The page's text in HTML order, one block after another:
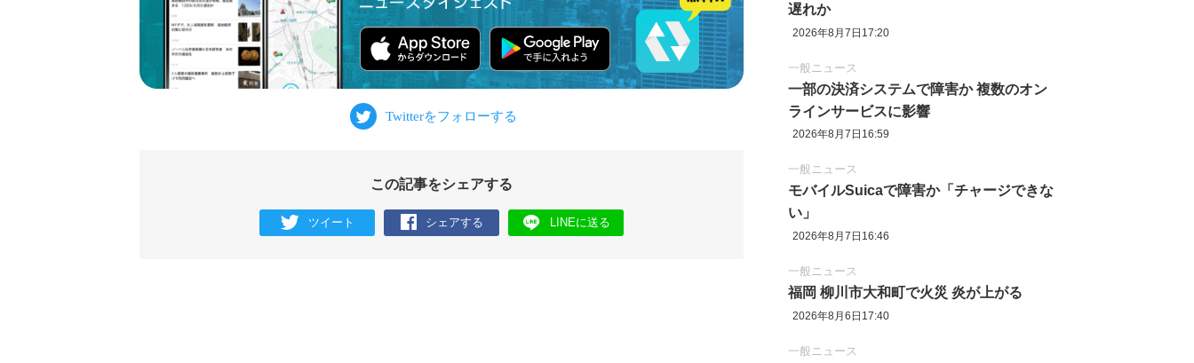
この記事をシェアする
ツイート シェアする LINEに送る
遅れか
2026年8月7日17:20
一般ニュース
一部の決済システムで障害か 複数のオン
ラインサービスに影響
2026年8月7日16:59
一般ニュース
モバイルSuicaで障害か「チャージできな
い」
2026年8月7日16:46
一般ニュース
福岡 柳川市大和町で火災 炎が上がる
2026年8月6日17:40
一般ニュース